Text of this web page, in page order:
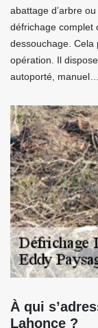
abattage d’arbre
défrichage complet
dessouchage. Cela
opération. Il
autoporté,
À qui
Lahonce ?